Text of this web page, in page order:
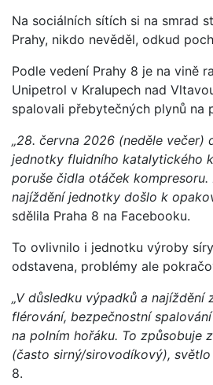
Na sociálních sítích si na smrad
Prahy, nikdo nevěděl, odkud
Podle vedení Prahy 8 je na vině
Unipetrol v Kralupech nad
spalovali přebytečných plynů na
„28. června 2026 (neděle večer)
jednotky fluidního katalytického
poruše čidla otáček kompresoru.
najíždění jednotky došlo k
sdělila Praha 8 na Facebooku.
To ovlivnilo i jednotku výroby
odstavena, problémy ale
„V důsledku výpadků a najíždění
flérování, bezpečnostní
na polním hořáku. To způsobuje
(často sirný/sirovodíkový), světlo
8.